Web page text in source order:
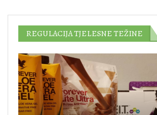
REGULACIJA TJELESNE TEŽINE